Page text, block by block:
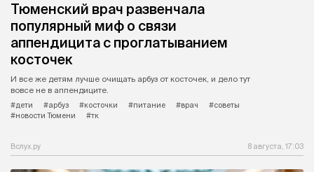
Тюменский врач развенчала
популярный миф о связи
аппендицита с проглатыванием
косточек
И все же детям лучше очищать арбуз от косточек, и дело тут
вовсе не в аппендиците.
#дети
#арбуз #косточки #питание #врач
#советы
#новости Тюмени
#тк
Вслух.ру 8 августа, 17:03